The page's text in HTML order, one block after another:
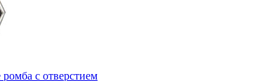
с отверстием